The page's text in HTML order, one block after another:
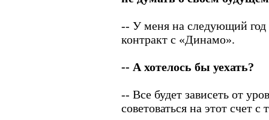
-- У меня на следующий год
контракт с «Динамо».
-- А хотелось бы уехать?
-- Все будет зависеть от
советоваться на этот счет с